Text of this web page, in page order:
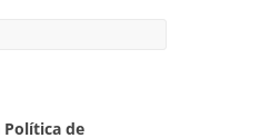
Política de